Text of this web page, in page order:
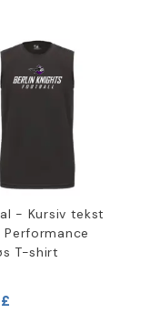
- Kursiv tekst
T-shirt